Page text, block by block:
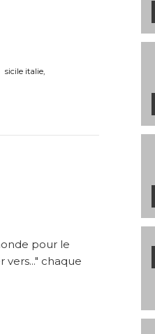
sicile italie
pour le
vers..." chaque